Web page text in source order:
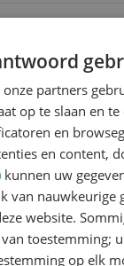
Corolla
onze partners
op te slaan en
en
en content,
kunnen uw
van nauwkeurige
website.
toestemming;
op elk